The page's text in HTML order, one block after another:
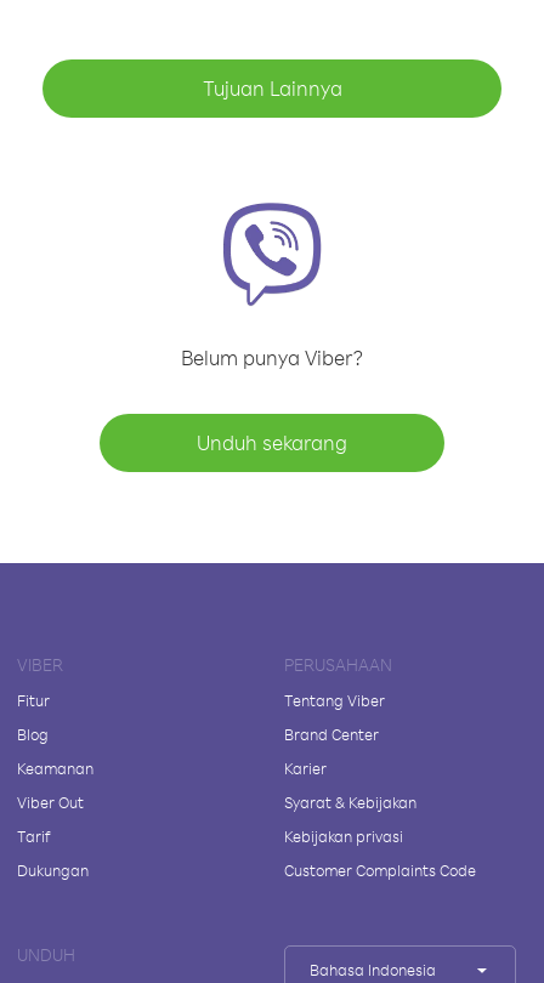
Tujuan Lainnya
Belum punya Viber?
Unduh sekarang
VIBER
Fitur
Blog
Keamanan
Viber Out
Tarif
Dukungan
PERUSAHAAN
Tentang Viber
Brand Center
Karier
Syarat & Kebijakan
Kebijakan privasi
Customer Complaints Code
UNDUH
Bahasa Indonesia